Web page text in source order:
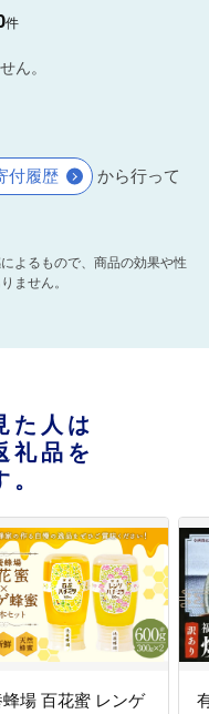
件
ん。
付履歴
から行って
よるもので、商品の効果や性
ません。
た人は
礼品を
。
場 百花蜜 レンゲ